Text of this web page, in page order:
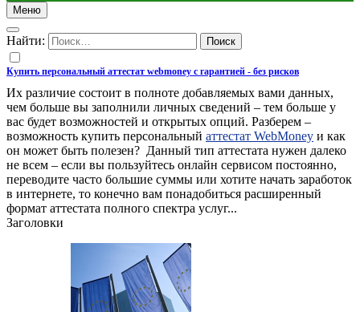
Меню
Найти:
Купить персональный аттестат webmoney с гарантией - без рисков
Их различие состоит в полноте добавляемых вами данных,
чем больше вы заполнили личных сведений – тем больше у
вас будет возможностей и открытых опций. Разберем –
возможность купить персональный аттестат WebMoney и как
он может быть полезен? ​ Данный тип аттестата нужен далеко
не всем – если вы пользуйтесь онлайн сервисом постоянно,
переводите часто большие суммы или хотите начать заработок
в интернете, то конечно вам понадобиться расширенный
формат аттестата полного спектра услуг...
Заголовки